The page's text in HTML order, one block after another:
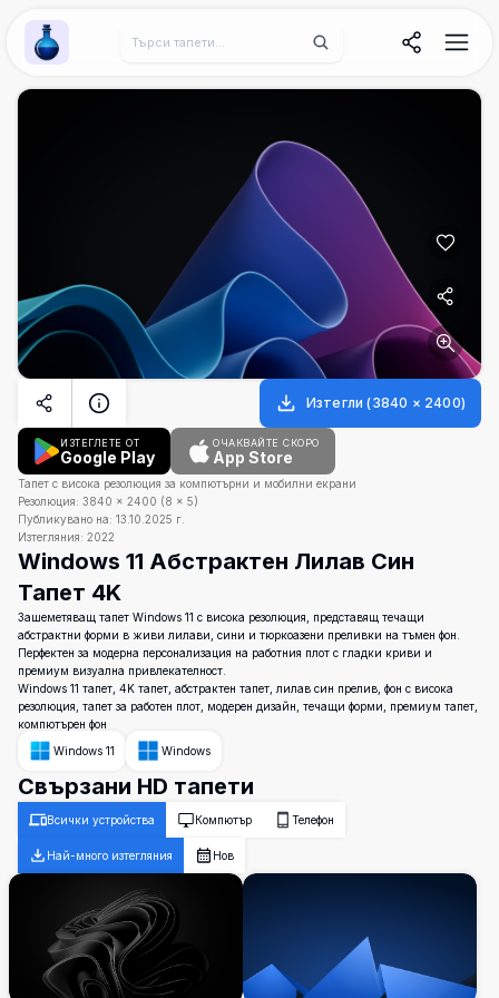
Wallpaper Alchemy
Изтегли (3840 × 2400)
ИЗТЕГЛЕТЕ ОТ
Google Play
ОЧАКВАЙТЕ СКОРО
App Store
Тапет с висока резолюция за компютърни и мобилни екрани
Резолюция: 3840 × 2400 (8 × 5)
Публикувано на: 13.10.2025 г.
Изтегляния: 2022
Windows 11 Абстрактен Лилав Син
Тапет 4K
Зашеметяващ тапет Windows 11 с висока резолюция, представящ течащи
абстрактни форми в живи лилави, сини и тюркоазени преливки на тъмен фон.
Перфектен за модерна персонализация на работния плот с гладки криви и
премиум визуална привлекателност.
Windows 11 тапет, 4K тапет, абстрактен тапет, лилав син прелив, фон с висока
резолюция, тапет за работен плот, модерен дизайн, течащи форми, премиум тапет,
компютърен фон
Windows 11
Windows
Свързани HD тапети
Всички устройства Компютър Телефон
Най-много изтегляния Нов